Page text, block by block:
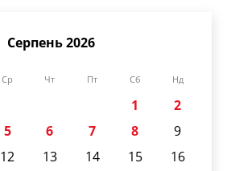
Серпень 2026
Ср Чт Пт Сб Нд
1
2
5 6 7 8
9
12 13 14 15
16